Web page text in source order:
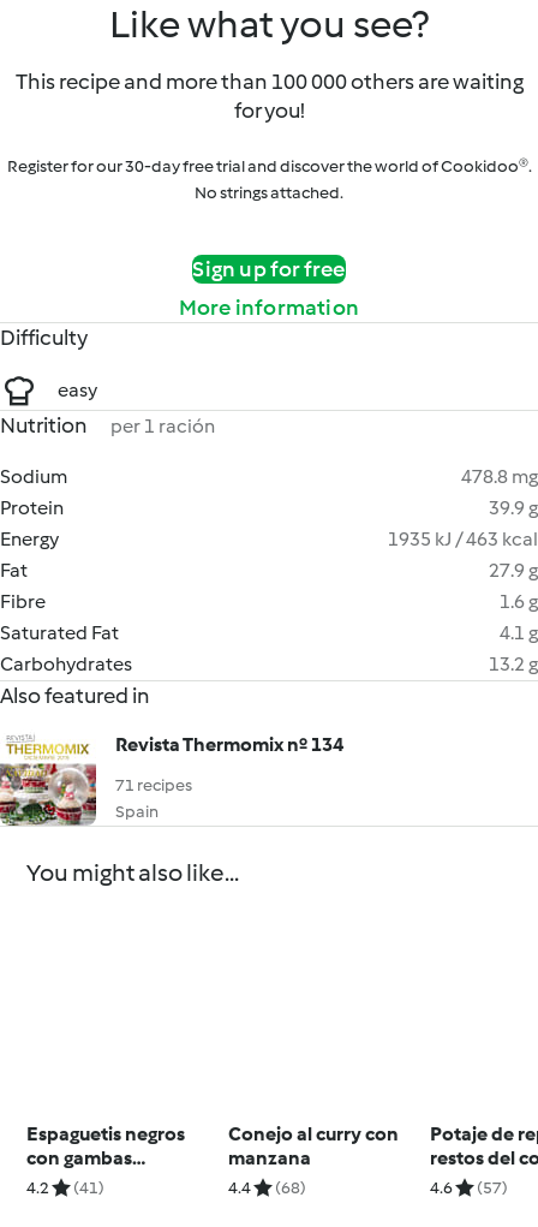
Like what you see?
This recipe and more than 100 000 others are waiting
for you!
Register for our 30-day free trial and discover the world of Cookidoo®.
No strings attached.
Sign up for free
More information
Difficulty
easy
Nutrition per 1 ración
Sodium
478.8 mg
Protein
39.9 g
Energy
1935 kJ / 463 kcal
Fat
27.9 g
Fibre
1.6 g
Saturated Fat
4.1 g
Carbohydrates
13.2 g
Also featured in
Revista Thermomix nº 134
71 recipes
Spain
You might also like...
Espaguetis negros
con gambas
agridulces
4.2 (41)
Conejo al curry con
manzana
4.4 (68)
Potaje de
restos del
4.6 (57)